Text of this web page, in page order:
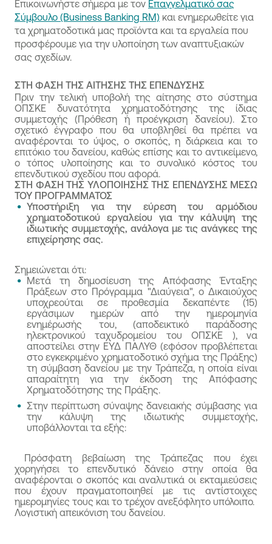
ευρώ, το ποσό πέραν της Δημόσιας
Χρηματοδότησης για την κάλυψη του
επιχορηγούμενου προϋπολογισμού θα θεωρείται
ιδιωτική συμμετοχή για την υλοποίηση της Πράξης.
Αντικείμενο αξιολόγησης και παρακολούθησης -
ελέγχου αποτελεί το σύνολο της πρότασης και το
σύνολο του υπερβάλλοντος κόστους, παρόλο που οι
υπερβάλλουσες δαπάνες δεν επιχορηγούνται.
εκδοθεί στο όνομα του φορέα υλοποίησης της
επένδυσης αλλά στο όνομα ετέρου φορέα ο
οποίος είναι και υπεύθυνος για την τήρηση των
όρων τους.
Πληρούν τους όρους αναγνώρισης και τους
(ΕΕ)1379/2013 (ΚΟΑ) και κατέχουν τις
προβλεπόμενες από τις ισχύουσες ενωσιακές
και εθνικές διατάξεις εγκρίσεις και αποφάσεις
των αρμόδιων Αρχών, στις περιπτώσεις
οργανώσεων παραγωγών, ενώσεων
οργανώσεων παραγωγών ή διακλαδικών
οργανώσεων.
Δύναται να καταδειχθεί η φερεγγυότητά και η
οικονομική βιωσιμότητά τους.
Αποδεικνύουν τη δυνατότητα κάλυψης του
συνόλου της συμμετοχής τους στην επένδυση
(ιδία συμμετοχή).
Δεν έχουν υποβάλλει αίτηση ένταξης για
Πρόγραμμα, για το σύνολο ή μέρος της
προτεινόμενης Πράξης.
Συμμορφώνονται με τις προϋποθέσεις που
αναφέρονται στην παράγραφο 1 στοιχεία α) έως
γ) και στην παράγραφο 3 του άρθρου 11
«Παραδεκτό των αιτήσεων» του Κανονισμού
(ΕΕ)2021/1139 και συνοδεύονται από την
ενυπόγραφη δήλωση του αιτούντα
επιχειρηματία, σύμφωνα με την παράγραφο 6
του ίδιου άρθρου.
Οι Πράξεις είναι επιλέξιμες για χρηματοδότηση
από το ΕΤΘΑΥ εφόσον :
από άλλο ενωσιακό ή εθνικό πρόγραμμα.
Διασφαλίζεται η χρηματοοικονομική
βιωσιμότητα της παραγωγικής επένδυσης,
βάσει των προσκομισθέντων πιστοποιητικών
φερεγγυότητας του φορέα και των
δικαιολογητικών που τεκμηριώνουν την ιδιωτική
Ειδικές διαμορφώσεις χώρων
Κατασκευές, διαμορφώσεις, επεκτάσεις
κτιριακών εγκαταστάσεων
Κτιριακές παρεμβάσεις για την προστασία του
Περιβάλλοντος και Εξοικονόμηση Ενέργειας,
Ύδατος και επεξεργασίας αποβλήτων
Λοιπός Εξοπλισμός επιχείρησης
Εξοπλισμός για την προστασία του
Περιβάλλοντος και Εξοικονόμηση Ενέργειας
Μεταφορά, εγκατάσταση και θέση σε
λειτουργία, νέων σύγχρονων μηχανημάτων και
λοιπού εξοπλισμού
Λοιπός Εξοπλισμός επιχείρησης (ερευνητικός,
εργαστηριακός, ποιοτικού ελέγχου κλπ)
Συστήματα ασφαλείας εγκαταστάσεων,
συστήματα πυρόσβεσης
Μεταφορικά Μέσα
Μελέτες / έρευνες αγοράς
παραγωγής
Μηχανήματα, εξαρτήματα αυτών, επιστημονικά
όργανα και εργαλεία που χρησιμοποιούνται
αποκλειστικά και σε μόνιμη βάση για την
εξυπηρέτηση της ερευνητικής δραστηριότητας
Παραγωγικός & Μηχανολογικός Εξοπλισμός
Οι επιλέξιμες δαπάνες αναλύονται στο Αρχείο της
Πρόσκλησης.
στην Πρόσκληση του προγράμματος.
Επικοινωνήστε σήμερα με τον Επαγγελματικό σας
Σύμβουλο (Business Banking RM) και ενημερωθείτε για
τα χρηματοδοτικά μας προϊόντα και τα εργαλεία που
προσφέρουμε για την υλοποίηση των αναπτυξιακών
σας σχεδίων.
ΣΤΗ ΦΑΣΗ ΤΗΣ ΑΙΤΗΣΗΣ ΤΗΣ ΕΠΕΝΔΥΣΗΣ
Πριν την τελική υποβολή της αίτησης στο σύστημα
ΟΠΣΚΕ δυνατότητα χρηματοδότησης της ίδιας
συμμετοχής (Πρόθεση ή προέγκριση δανείου). Στο
σχετικό έγγραφο που θα υποβληθεί θα πρέπει να
αναφέρονται το ύψος, ο σκοπός, η διάρκεια και το
επιτόκιο του δανείου, καθώς επίσης και το αντικείμενο,
ο τόπος υλοποίησης και το συνολικό κόστος του
επενδυτικού σχεδίου που αφορά.
ΣΤΗ ΦΑΣΗ ΤΗΣ ΥΛΟΠΟΙΗΣΗΣ ΤΗΣ ΕΠΕΝΔΥΣΗΣ ΜΕΣΩ
ΤΟΥ ΠΡΟΓΡΑΜΜΑΤΟΣ
Υποστήριξη για την εύρεση του αρμόδιου
χρηματοδοτικού εργαλείου για την κάλυψη της
ιδιωτικής συμμετοχής, ανάλογα με τις ανάγκες της
επιχείρησης σας.
Σημειώνεται ότι:
Μετά τη δημοσίευση της Απόφασης Ένταξης
Πράξεων στο Πρόγραμμα "Διαύγεια", ο Δικαιούχος
υποχρεούται σε προθεσμία δεκαπέντε (15)
εργάσιμων ημερών από την ημερομηνία
ενημέρωσής του, (αποδεικτικό παράδοσης
ηλεκτρονικού ταχυδρομείου του ΟΠΣΚΕ ), να
αποστείλει στην ΕΥΔ ΠΑΛΥΘ (εφόσον προβλέπεται
στο εγκεκριμένο χρηματοδοτικό σχήμα της Πράξης)
τη σύμβαση δανείου με την Τράπεζα, η οποία είναι
απαραίτητη για την έκδοση της Απόφασης
Χρηματοδότησης της Πράξης.
Στην περίπτωση σύναψης δανειακής σύμβασης για
την κάλυψη της ιδιωτικής συμμετοχής,
υποβάλλονται τα εξής:
Πρόσφατη βεβαίωση της Τράπεζας που έχει
χορηγήσει το επενδυτικό δάνειο στην οποία θα
αναφέρονται ο σκοπός και αναλυτικά οι εκταμιεύσεις
που έχουν πραγματοποιηθεί με τις αντίστοιχες
ημερομηνίες τους και το τρέχον ανεξόφλητο υπόλοιπο.
Λογιστική απεικόνιση του δανείου.